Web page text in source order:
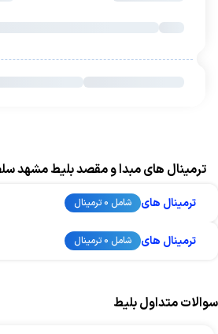
ترمینال های مبدا و مقصد بلیط مشهد
ترمینال های شامل 0 ترمینال
ترمینال های شامل 0 ترمینال
سوالات متداول بلیط